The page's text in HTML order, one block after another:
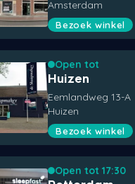
Amsterdam
Bezoek winkel
Open tot
Huizen
Eemlandweg 13-A
Huizen
Bezoek winkel
Open tot 17:30